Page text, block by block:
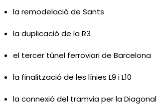
la remodelació de Sants
la duplicació de la R3
el tercer túnel ferroviari de Barcelona
la finalització de les línies L9 i L10
la connexió del tramvia per la Diagonal